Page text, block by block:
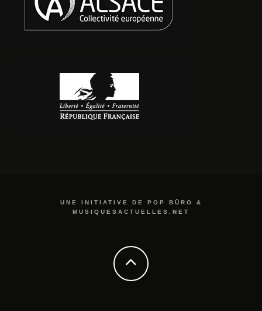
UNE INITIATIVE DE POP BÜRO &
MUSIQUESACTUELLES.NET